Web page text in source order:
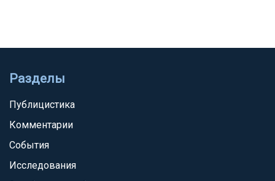
Разделы
Публицистика
Комментарии
События
Исследования